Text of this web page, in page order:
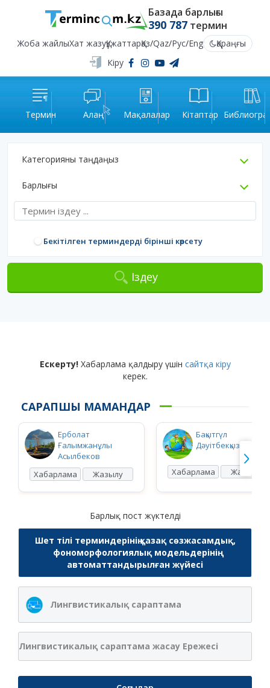
Базада барлығы
390 787термин
Жоба жайлыХат жазуҚұжаттарҚаз/Qaz/Рус/Eng
Қараңғы
Кіру
Термин Алаң Мақалалар Кітаптар
Категорияны таңдаңыз
Барлығы
Бекітілген терминдерді бірінші көрсету
Іздеу
Ескерту!Хабарлама қалдыру үшін сайтқа кіру
керек.
САРАПШЫ МАМАНДАР
Ерболат
Ғалымжанұлы
Асылбеков
Хабарлама
Жазылу
Бақытгүл
Дәуітбекқызы Ысқақ
Хабарлама Жазылу
Барлық пост жүктелді
Шет тілі терминдерінің қазақ сөзжасамдық,
фономорфологиялық модельдерінің
автоматтандырылған жүйесі
Лингвистикалық сараптама
Лингвистикалық сараптама жасау Ережесі